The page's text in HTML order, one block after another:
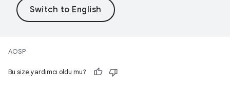
AOSP
Bu size yardımcı oldu mu?